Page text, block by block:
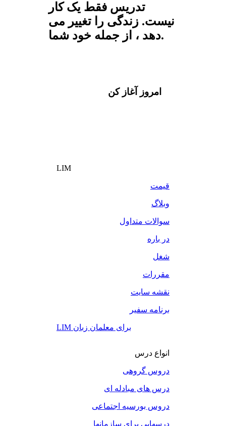
تدریس فقط یک کار
نیست. زندگی را تغییر می
دهد ، از جمله خود شما.
امروز آغاز کن
LIM
قیمت
وبلاگ
سوالات متداول
در باره
شغل
مقررات
نقشه سایت
برنامه سفیر
LIM برای معلمان زبان
انواع درس
دروس گروهی
درس های مبادله ای
دروس بورسیه اجتماعی
درسهایی برای سازمانها